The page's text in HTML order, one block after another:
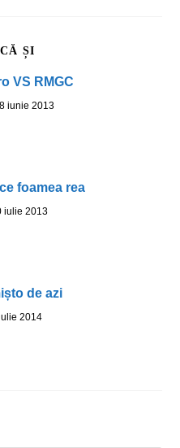
ȘI
VS RMGC
iunie 2013
foamea rea
iulie 2013
de azi
2014